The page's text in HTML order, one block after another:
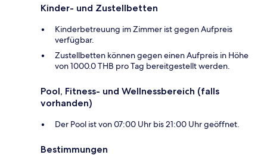
Kinder- und Zustellbetten
Kinderbetreuung im Zimmer ist gegen Aufpreis
verfügbar.
Zustellbetten können gegen einen Aufpreis in Höhe
von 1000.0 THB pro Tag bereitgestellt werden.
Pool, Fitness- und Wellnessbereich (falls
vorhanden)
Der Pool ist von 07:00 Uhr bis 21:00 Uhr geöffnet.
Bestimmungen